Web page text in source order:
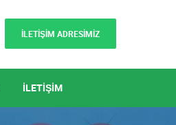
İLETİŞİM ADRESİMİZ
İLETİŞİM